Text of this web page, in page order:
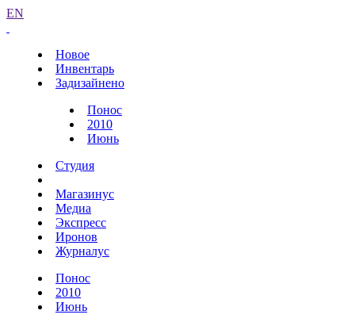
EN
Новое
Инвентарь
Задизайнено
Понос
2010
Июнь
Студия
Магазинус
Медиа
Экспресс
Иронов
Журналус
Понос
2010
Июнь